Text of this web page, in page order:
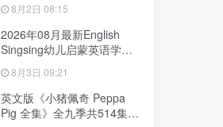
带英文字幕，带音频MP3，
百度网盘下载！
8月2日 08:15
2026年08月最新English
Singsing幼儿启蒙英语学习
等，全1364集+，1080P高
清视频带英文字幕，百度网
盘下载！
8月3日 09:21
英文版《小猪佩奇 Peppa
Pig 全集》全九季共514集，